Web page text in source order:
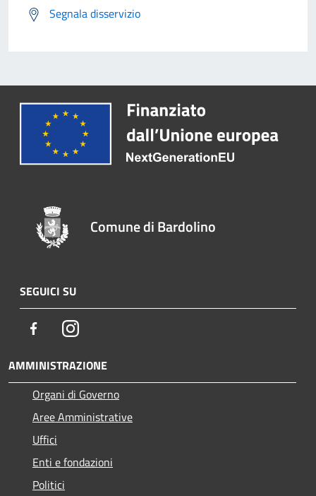
Segnala disservizio
Comune di Bardolino
SEGUICI SU
FacebookInstagram
AMMINISTRAZIONE
Organi di Governo
Aree Amministrative
Uffici
Enti e fondazioni
Politici